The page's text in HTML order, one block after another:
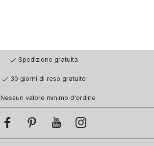
Spedizione gratuita
30 giorni di reso gratuito
Nessun valore minimo d'ordine